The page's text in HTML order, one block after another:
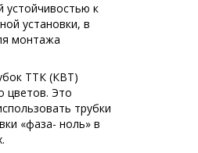
к
установки, в
монтажа
ТТК (КВТ)
цветов. Это
трубки
«фаза- ноль» в